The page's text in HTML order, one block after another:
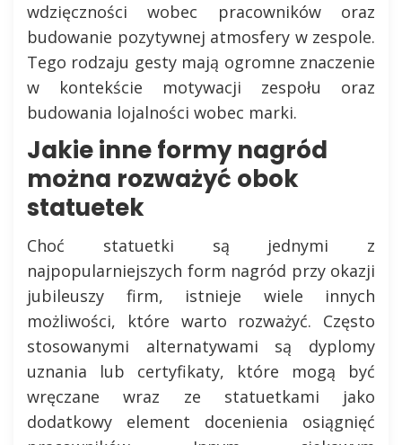
wdzięczności wobec pracowników oraz
budowanie pozytywnej atmosfery w zespole.
Tego rodzaju gesty mają ogromne znaczenie
w kontekście motywacji zespołu oraz
budowania lojalności wobec marki.
Jakie inne formy nagród
można rozważyć obok
statuetek
Choć statuetki są jednymi z
najpopularniejszych form nagród przy okazji
jubileuszy firm, istnieje wiele innych
możliwości, które warto rozważyć. Często
stosowanymi alternatywami są dyplomy
uznania lub certyfikaty, które mogą być
wręczane wraz ze statuetkami jako
dodatkowy element docenienia osiągnięć